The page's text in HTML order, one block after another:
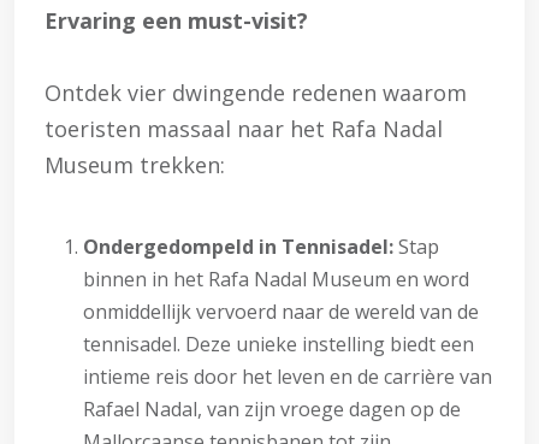
Ervaring een must-visit?
Ontdek vier dwingende redenen waarom
toeristen massaal naar het Rafa Nadal
Museum trekken:
Ondergedompeld in Tennisadel:Stap
binnen in het Rafa Nadal Museum en word
onmiddellijk vervoerd naar de wereld van de
tennisadel. Deze unieke instelling biedt een
intieme reis door het leven en de carrière van
Rafael Nadal, van zijn vroege dagen op de